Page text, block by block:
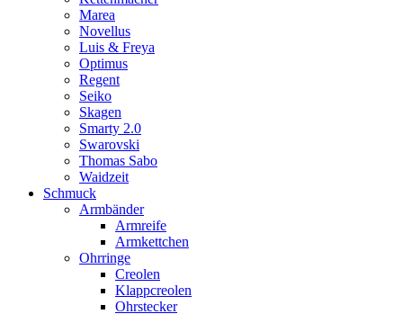
Marea
Novellus
Luis & Freya
Optimus
Regent
Seiko
Skagen
Smarty 2.0
Swarovski
Thomas Sabo
Waidzeit
Schmuck
Armbänder
Armreife
Armkettchen
Ohrringe
Creolen
Klappcreolen
Ohrstecker